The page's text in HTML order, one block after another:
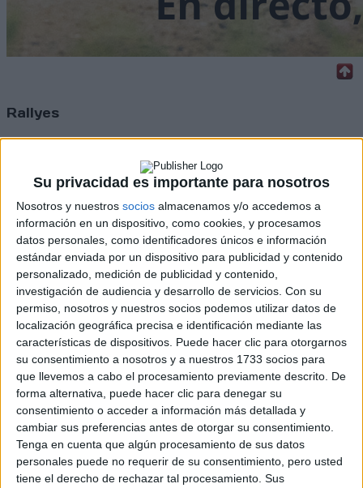
Su privacidad es importante para nosotros
Nosotros y nuestros socios almacenamos y/o accedemos a
información en un dispositivo, como cookies, y procesamos
datos personales, como identificadores únicos e información
estándar enviada por un dispositivo para publicidad y contenido
personalizado, medición de publicidad y contenido,
investigación de audiencia y desarrollo de servicios. Con su
permiso, nosotros y nuestros socios podemos utilizar datos de
localización geográfica precisa e identificación mediante las
características de dispositivos. Puede hacer clic para otorgarnos
su consentimiento a nosotros y a nuestros 1733 socios para
que llevemos a cabo el procesamiento previamente descrito. De
forma alternativa, puede hacer clic para denegar su
consentimiento o acceder a información más detallada y
cambiar sus preferencias antes de otorgar su consentimiento.
Tenga en cuenta que algún procesamiento de sus datos
personales puede no requerir de su consentimiento, pero usted
tiene el derecho de rechazar tal procesamiento. Sus
Rallyes
WRC
ERC
CERA
CERT
Internacionales
Campeonatos Autonómicos
Históricos
Dakar
RallyCross
Circuitos
Fórmula E
F2 / F3 / F4
Resistencia
Indycar
Otros
Producto